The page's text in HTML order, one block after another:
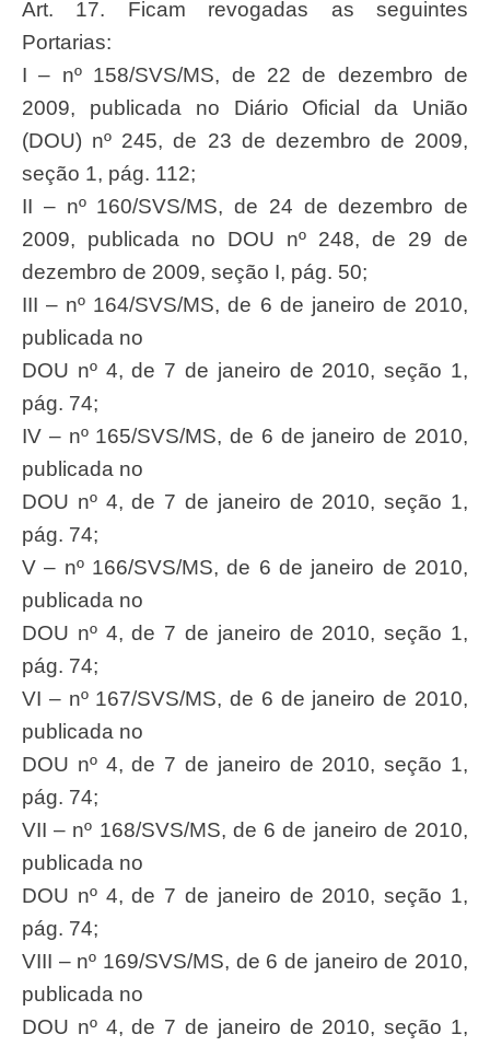
Art. 17. Ficam revogadas as seguintes
Portarias:
I – nº 158/SVS/MS, de 22 de dezembro de
2009, publicada no Diário Oficial da União
(DOU) nº 245, de 23 de dezembro de 2009,
seção 1, pág. 112;
II – nº 160/SVS/MS, de 24 de dezembro de
2009, publicada no DOU nº 248, de 29 de
dezembro de 2009, seção I, pág. 50;
III – nº 164/SVS/MS, de 6 de janeiro de 2010,
publicada no
DOU nº 4, de 7 de janeiro de 2010, seção 1,
pág. 74;
IV – nº 165/SVS/MS, de 6 de janeiro de 2010,
publicada no
DOU nº 4, de 7 de janeiro de 2010, seção 1,
pág. 74;
V – nº 166/SVS/MS, de 6 de janeiro de 2010,
publicada no
DOU nº 4, de 7 de janeiro de 2010, seção 1,
pág. 74;
VI – nº 167/SVS/MS, de 6 de janeiro de 2010,
publicada no
DOU nº 4, de 7 de janeiro de 2010, seção 1,
pág. 74;
VII – nº 168/SVS/MS, de 6 de janeiro de 2010,
publicada no
DOU nº 4, de 7 de janeiro de 2010, seção 1,
pág. 74;
VIII – nº 169/SVS/MS, de 6 de janeiro de 2010,
publicada no
DOU nº 4, de 7 de janeiro de 2010, seção 1,